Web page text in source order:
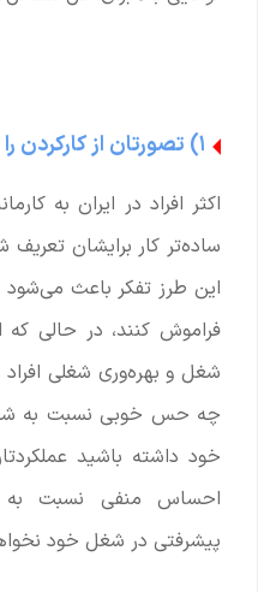
۱) تصورتان از کارکردن را تغییر دهید
اکثر افراد در ایران به
ساده‌تر کار برایشان تعریف
این طرز تفکر باعث می‌شود
فراموش کنند، در حالی که
شغل و بهره‌وری شغلی افراد
چه حس خوبی نسبت به
خود داشته باشید
احساس منفی نسبت به
پیشرفتی در شغل خود